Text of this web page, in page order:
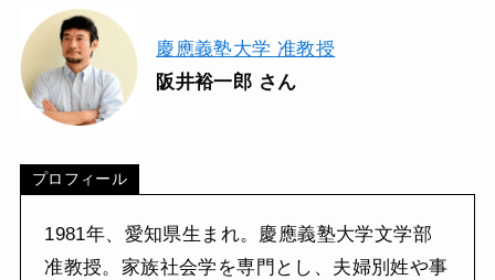
慶應義塾大学 准教授
阪井裕一郎 さん
プロフィール
1981年、愛知県生まれ。慶應義塾大学文学部
准教授。家族社会学を専門とし、夫婦別姓や事